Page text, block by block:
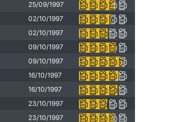
25/09/1997
02/10/1997
02/10/1997
09/10/1997
09/10/1997
16/10/1997
16/10/1997
23/10/1997
23/10/1997